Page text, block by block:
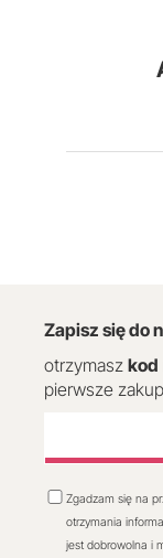
Zapisz się do
otrzymasz kod
pierwsze
Zgadzam się na
otrzymania
jest dobrowolna i